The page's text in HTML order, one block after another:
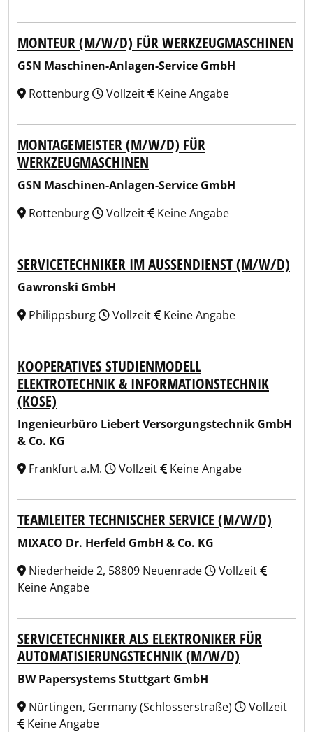
MONTEUR (M/W/D) FÜR WERKZEUGMASCHINEN
GSN Maschinen-Anlagen-Service GmbH
Rottenburg
Vollzeit Keine Angabe
MONTAGEMEISTER (M/W/D) FÜR
WERKZEUGMASCHINEN
GSN Maschinen-Anlagen-Service GmbH
Rottenburg
Vollzeit Keine Angabe
SERVICETECHNIKER IM AUSSENDIENST (M/W/D)
Gawronski GmbH
Philippsburg
Vollzeit Keine Angabe
KOOPERATIVES STUDIENMODELL
ELEKTROTECHNIK & INFORMATIONSTECHNIK
(KOSE)
Ingenieurbüro Liebert Versorgungstechnik GmbH
& Co. KG
Frankfurt a.M.
Vollzeit Keine Angabe
TEAMLEITER TECHNISCHER SERVICE (M/W/D)
MIXACO Dr. Herfeld GmbH & Co. KG
Niederheide 2, 58809 Neuenrade
Vollzeit
Keine Angabe
SERVICETECHNIKER ALS ELEKTRONIKER FÜR
AUTOMATISIERUNGSTECHNIK (M/W/D)
BW Papersystems Stuttgart GmbH
Nürtingen, Germany (Schlosserstraße)
Vollzeit
Keine Angabe